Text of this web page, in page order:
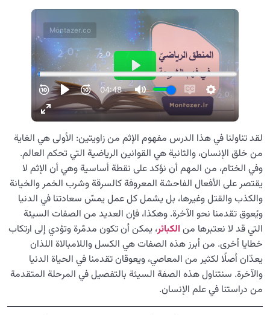
لقد تناولنا في هذا الدرس مفهوم الإثم من زاويتين: الأولى هي الغاية
من خلق الإنسان، والثانية هي القوانين الرياضية التي تحكم العالم.
وفي الختام، من المهم أن نؤكد على نقطة أساسية وهي أن الإثم لا
يقتصر على الأفعال الفاحشة المعروفة كالسرقة وشرب الخمر والخيانة
والكذب والقتل وغيرها، بل يشمل كل عمل يمسّ سعادتنا في الدنيا
ويُعوق تقدمنا نحو الآخرة. وهكذا، فإن العديد من الصفات السيئة
التي قد لا نعتبرها من الكبائر، يمكن أن تكون مدمّرة وتؤدي إلى ارتكاب
خطايا أخرى. من أبرز هذه الصفات هي الكسل واللامبالاة اللذان
يعدّان أصلًا لكثير من المعاصي، ويعوقان تقدمنا في الحياة الدنيا
والآخرة. سنتناول هذه الصفة السيئة بالتفصيل في المرحلة المتقدمة
من دراستنا في علم الإنسان.